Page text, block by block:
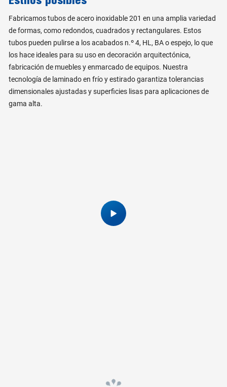
Fabricamos tubos de acero inoxidable 201 en una amplia variedad
de formas, como redondos, cuadrados y rectangulares. Estos
tubos pueden pulirse a los acabados n.º 4, HL, BA o espejo, lo que
los hace ideales para su uso en decoración arquitectónica,
fabricación de muebles y enmarcado de equipos. Nuestra
tecnología de laminado en frío y estirado garantiza tolerancias
dimensionales ajustadas y superficies lisas para aplicaciones de
gama alta.